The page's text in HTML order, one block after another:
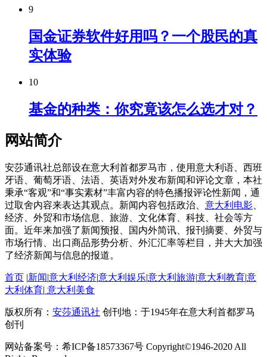
9
国金证券软件好用吗？一个股民的真
实体验
10
基金的种类：你究竟该怎么选才对？
网站简介
安莎通讯社总部设在意大利首都罗马市，使用意大利语、西班
牙语、葡萄牙语、法语、英语对外发布新闻和评论文章，本社
秉承“客观”和“事实素材”丰富内容的特色播报评论性新闻，通
过取舍内容来表达其观点。新闻内容包括政治、 意大利电影
经济、外贸和市场信息、旅游、文化体育、科技、社会等方
面。近年来加强了新闻预报、国内外简讯、报刊摘要、外贸与
市场行情、出口商品形势分析、外汇汇率等栏目，并大大加强
了经济新闻与信息的报道。
首页 |新闻|意大利经济|意大利娱乐|意大利旅游|意大利教育|意
大利体育| 意大利美食
版权所有： 安莎通讯社 创刊地：于1945年在意大利首都罗马
创刊
网站备案号：希ICP备18573367号 Copyright©1946-2020 All